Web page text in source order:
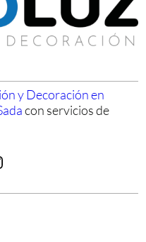
y Decoración en
con servicios de